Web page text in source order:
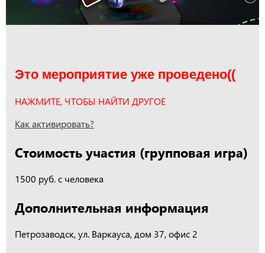
Это мероприятие уже проведено((
НАЖМИТЕ, ЧТОБЫ НАЙТИ ДРУГОЕ
Как активировать?
Стоимость участия (групповая игра)
1500 руб. с человека
Дополнительная информация
Петрозаводск, ул. Варкауса, дом 37, офис 2